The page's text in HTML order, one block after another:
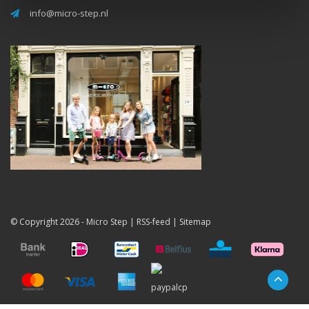
info@micro-step.nl
© Copyright 2026 - Micro Step | RSS-feed | Sitemap